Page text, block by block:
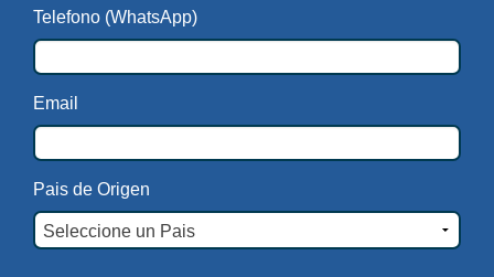
Telefono (WhatsApp)
Email
Pais de Origen